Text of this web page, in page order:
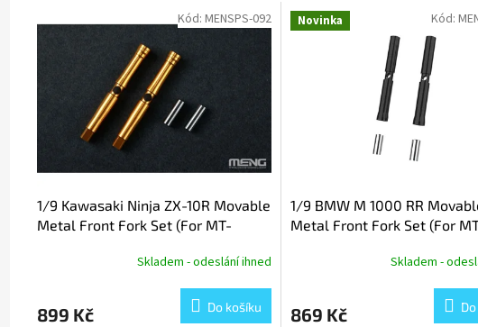
1/9 Kawasaki Ninja ZX-10R Movable
Metal Front Fork Set (For MT-
Skladem - odeslání ihned
899 Kč Do košíku
Kód: MENSPS-092 Novinka
1/9 BMW M 1000 RR
Metal Front Fork Set (For
Skladem -
869 Kč
Kód: